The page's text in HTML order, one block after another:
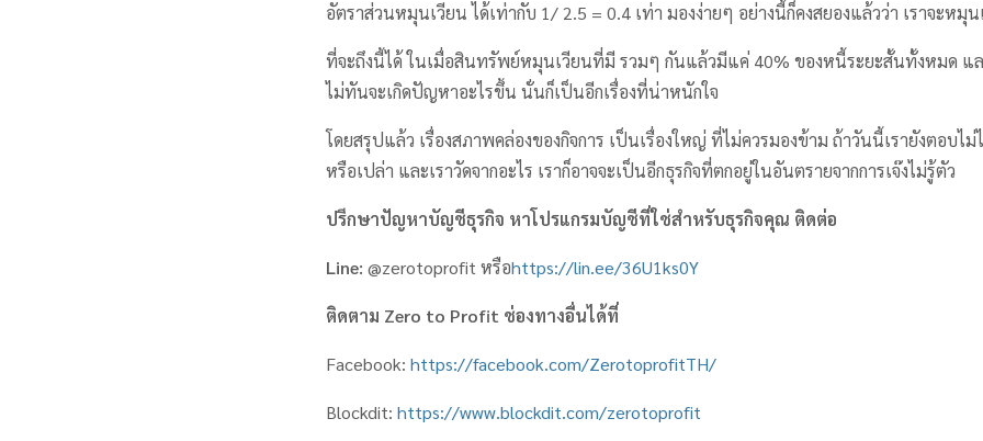
อัตราส่วนหมุนเวียน ได้เท่ากับ 1/ 2.5 = 0.4 เท่า มองง่ายๆ อย่างนี้ก็คงสยองแล้วว่า เราจะหมุ
ที่จะถึงนี้ได้ ในเมื่อสินทรัพย์หมุนเวียนที่มี รวมๆ กันแล้วมีแค่ 40% ของหนี้ระยะสั้นทั้งหมด แ
ไม่ทันจะเกิดปัญหาอะไรขึ้น นั่นก็เป็นอีกเรื่องที่น่าหนักใจ
โดยสรุปแล้ว เรื่องสภาพคล่องของกิจการ เป็นเรื่องใหญ่ ที่ไม่ควรมองข้าม ถ้าวันนี้เรายังตอบไม่
หรือเปล่า และเราวัดจากอะไร เราก็อาจจะเป็นอีกธุรกิจที่ตกอยู่ในอันตรายจากการเจ๊งไม่รู้ตัว
ปรึกษาปัญหาบัญชีธุรกิจ หาโปรแกรมบัญชีที่ใช่สำหรับธุรกิจคุณ ติดต่อ
Line: @zerotoprofit หรือhttps://lin.ee/36U1ks0Y
ติดตาม Zero to Profit ช่องทางอื่นได้ที่
Facebook: https://facebook.com/ZerotoprofitTH/
Blockdit: https://www.blockdit.com/zerotoprofit